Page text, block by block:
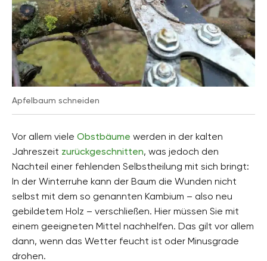
Apfelbaum schneiden
Vor allem viele Obstbäume werden in der kalten
Jahreszeit zurückgeschnitten, was jedoch den
Nachteil einer fehlenden Selbstheilung mit sich bringt:
In der Winterruhe kann der Baum die Wunden nicht
selbst mit dem so genannten Kambium – also neu
gebildetem Holz – verschließen. Hier müssen Sie mit
einem geeigneten Mittel nachhelfen. Das gilt vor allem
dann, wenn das Wetter feucht ist oder Minusgrade
drohen.